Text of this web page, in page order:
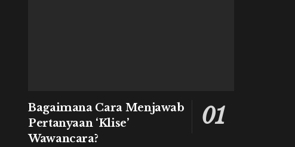
Bagaimana Cara Menjawab
Pertanyaan ‘Klise’
Wawancara?